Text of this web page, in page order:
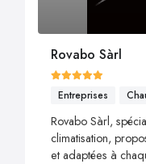
Rovabo Sàrl
Entreprises
Rovabo Sàrl,
climatisation,
et adaptées à